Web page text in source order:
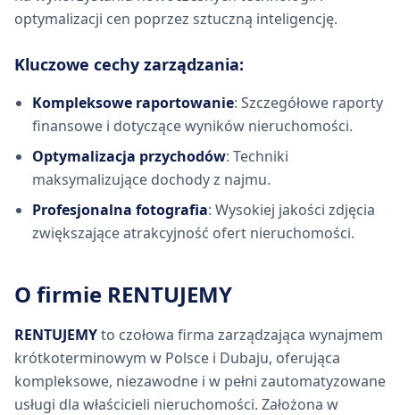
optymalizacji cen poprzez sztuczną inteligencję.
Kluczowe cechy zarządzania:
Kompleksowe raportowanie: Szczegółowe raporty
finansowe i dotyczące wyników nieruchomości.
Optymalizacja przychodów: Techniki
maksymalizujące dochody z najmu.
Profesjonalna fotografia: Wysokiej jakości zdjęcia
zwiększające atrakcyjność ofert nieruchomości.
O firmie RENTUJEMY
RENTUJEMYto czołowa firma zarządzająca wynajmem
krótkoterminowym w Polsce i Dubaju, oferująca
kompleksowe, niezawodne i w pełni zautomatyzowane
usługi dla właścicieli nieruchomości. Założona w